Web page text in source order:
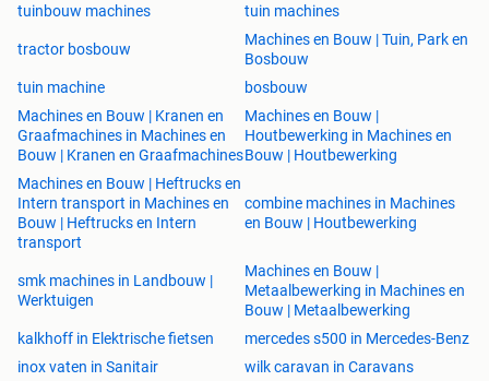
tuinbouw machines
tuin machines
tractor bosbouw
Machines en Bouw | Tuin, Park en
Bosbouw
tuin machine
bosbouw
Machines en Bouw | Kranen en
Graafmachines in Machines en
Bouw | Kranen en Graafmachines
Machines en Bouw |
Houtbewerking in Machines en
Bouw | Houtbewerking
Machines en Bouw | Heftrucks en
Intern transport in Machines en
Bouw | Heftrucks en Intern
transport
combine machines in Machines
en Bouw | Houtbewerking
smk machines in Landbouw |
Werktuigen
Machines en Bouw |
Metaalbewerking in Machines en
Bouw | Metaalbewerking
kalkhoff in Elektrische fietsen
mercedes s500 in Mercedes-Benz
inox vaten in Sanitair
wilk caravan in Caravans